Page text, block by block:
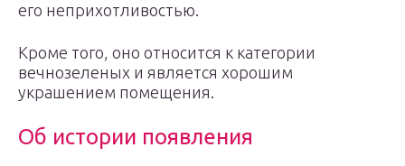
его неприхотливостью.
Кроме того, оно относится к категории
вечнозеленых и является хорошим
украшением помещения.
Об истории появления